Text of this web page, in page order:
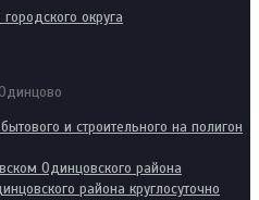
округа
и строительного на полигон
Одинцовского района
района круглосуточно